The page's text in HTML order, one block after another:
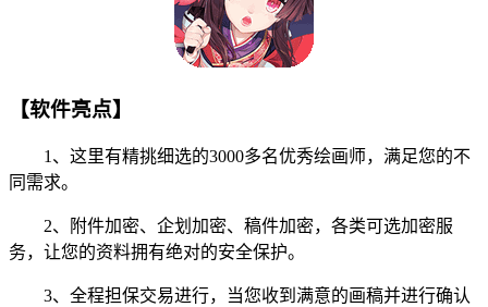
【软件亮点】
1、这里有精挑细选的3000多名优秀绘画师，满足您的不
同需求。
2、附件加密、企划加密、稿件加密，各类可选加密服
务，让您的资料拥有绝对的安全保护。
3、全程担保交易进行，当您收到满意的画稿并进行确认